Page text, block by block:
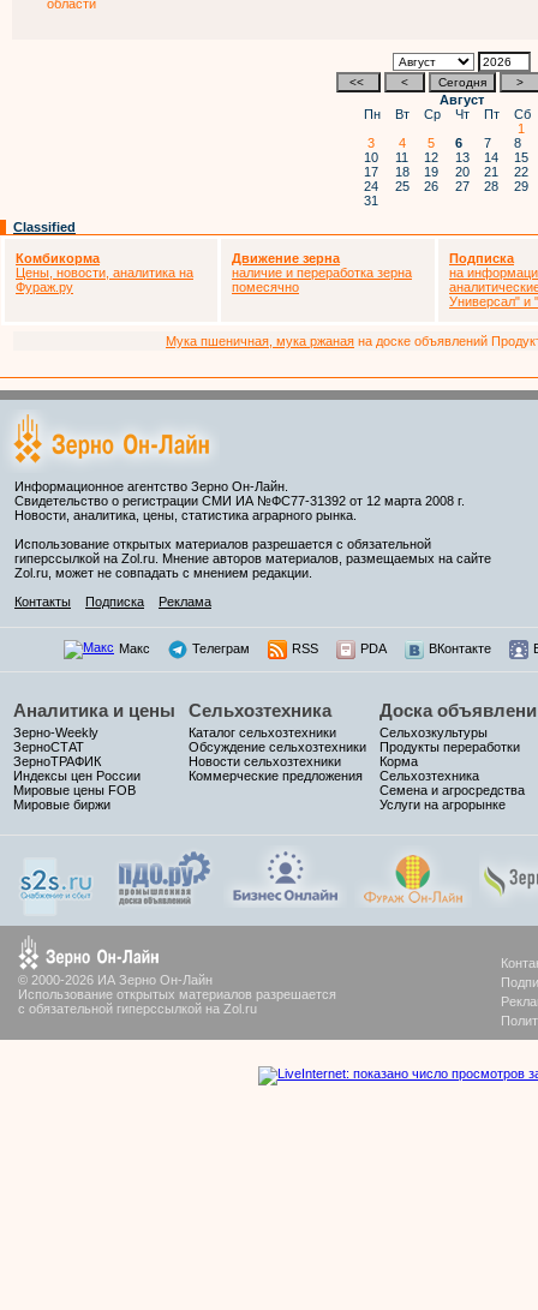
области
Август
Пн
Вт Ср Чт Пт Сб
1
3
4 5 6 7 8
10
11 12 13 14 15
17
18 19 20 21 22
24
25 26 27 28 29
31
Classified
Комбикорма
Цены, новости, аналитика на
Фураж.ру
Движение зерна
наличие и переработка зерна
помесячно
Подписка
на
Универсал" и
Мука пшеничная, мука ржаная на доске объявлений
Информационное агентство Зерно Он-Лайн.
Свидетельство о регистрации СМИ ИА №ФС77-31392 от 12 марта 2008 г.
Новости, аналитика, цены, статистика аграрного рынка.
Использование открытых материалов разрешается с обязательной
гиперссылкой на Zol.ru. Мнение авторов материалов, размещаемых на сайте
Zol.ru, может не совпадать с мнением редакции.
Контакты
Подписка Реклама
Макс Телеграм RSS PDA ВКонтакте
Аналитика и цены
Зерно-Weekly
ЗерноСТАТ
ЗерноТРАФИК
Индексы цен России
Мировые цены FOB
Мировые биржи
Сельхозтехника
Каталог сельхозтехники
Обсуждение сельхозтехники
Новости сельхозтехники
Коммерческие предложения
Доска
Сельхозкультуры
Продукты переработки
Корма
Сельхозтехника
Семена и агросредства
Услуги на агрорынке
© 2000-2026 ИА Зерно Он-Лайн
Использование открытых материалов разрешается
с обязательной гиперссылкой на Zol.ru